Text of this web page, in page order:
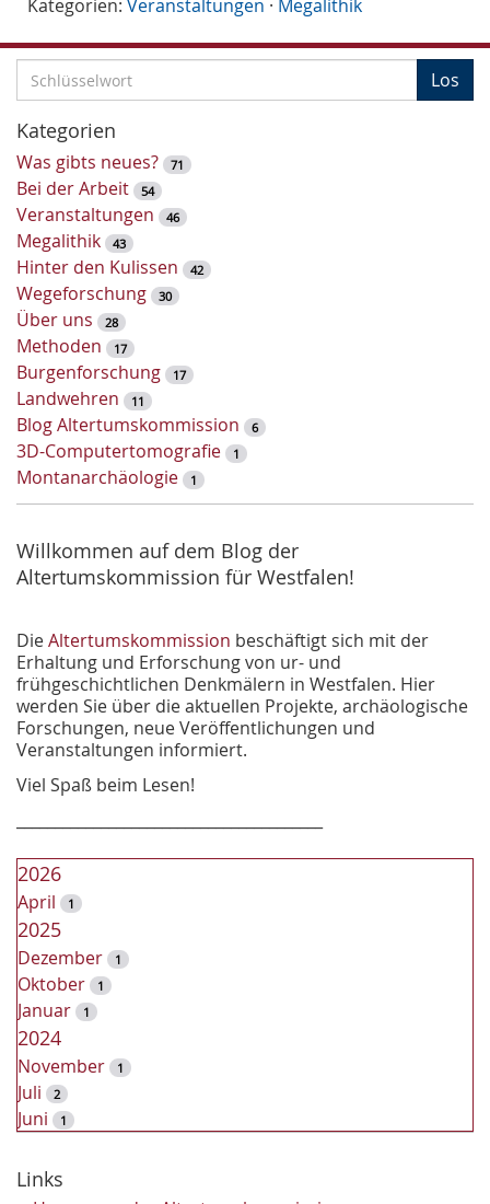
Kategorien: Veranstaltungen · Megalithik
c
h
l
ü
s
s
e
l
w
o
r
t
-
S
u
c
e
Los
Kategorien
Was gibts neues? 71
Bei der Arbeit 54
Veranstaltungen 46
Megalithik 43
Hinter den Kulissen 42
Wegeforschung 30
Über uns 28
Methoden 17
Burgenforschung 17
Landwehren 11
Blog Altertumskommission 6
3D-Computertomografie 1
Montanarchäologie 1
Willkommen auf dem Blog der
Altertumskommission für Westfalen!
DieAltertumskommission beschäftigt sich mit der
Erhaltung und Erforschung von ur- und
frühgeschichtlichen Denkmälern in Westfalen. Hier
werden Sie über die aktuellen Projekte, archäologische
Forschungen, neue Veröffentlichungen und
Veranstaltungen informiert.
Viel Spaß beim Lesen!
2026
April 1
2025
Dezember 1
Oktober 1
Januar 1
2024
November 1
Juli 2
Juni 1
Dezember
Links